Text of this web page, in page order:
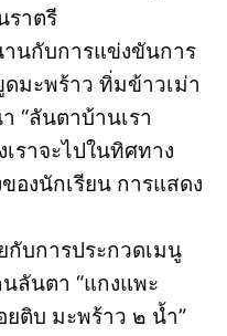
ราตรี
นกับการแข่งขันการ
มะพร้าว ทิ่มข้าวเม่า
“ลันตาบ้านเรา
ราจะไปในทิศทาง
องนักเรียน การแสดง
บการประกวดเมนู
ลันตา “แกงแพะ
ยติบ มะพร้าว ๒ น้ำ”